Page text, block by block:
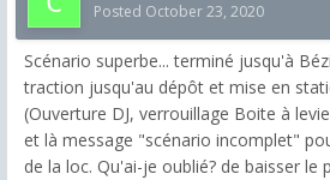
Posted October 23, 2020
Scénario superbe... terminé jusqu'à
traction jusqu'au dépôt et mise en
(Ouverture DJ, verrouillage Boite à
et là message "scénario incomplet"
de la loc. Qu'ai-je oublié? de baisser le